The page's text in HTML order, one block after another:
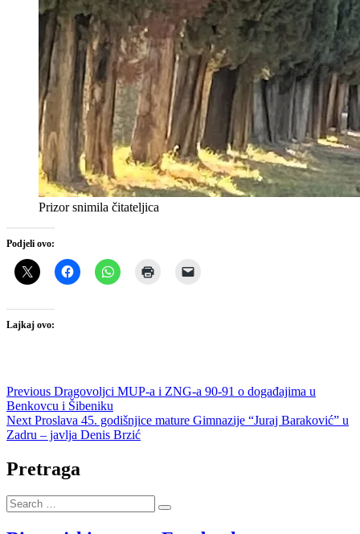
Prizor snimila čitateljica
Podjeli ovo:
Lajkaj ovo:
Navigacija
objava
Previous Previous
post:
Dragovoljci MUP-a i ZNG-a 90-91 o događajima u
Benkovcu i Šibeniku
Next Next
post:
Proslava 45. godišnjice mature Gimnazije “Juraj Baraković” u
Zadru – javlja Denis Brzić
Pretraga
Search
…